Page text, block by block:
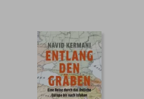
$ 23.47